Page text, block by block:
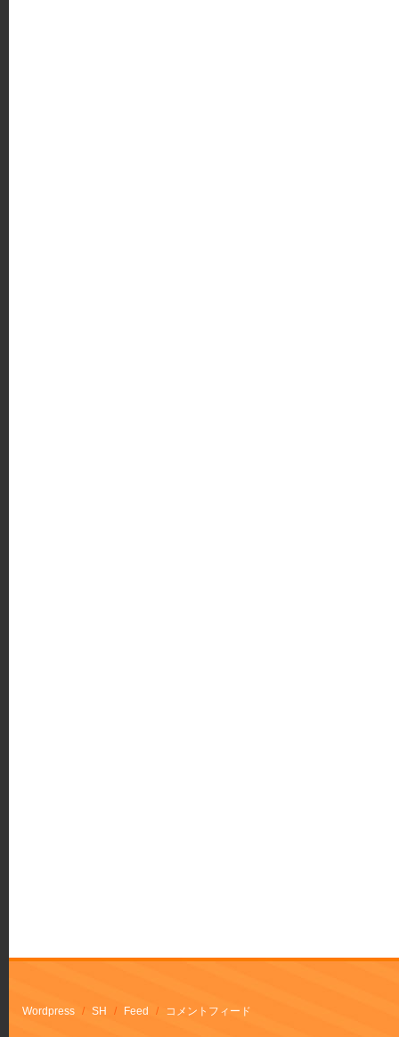
Wordpress / SH / Feed / コメントフィード